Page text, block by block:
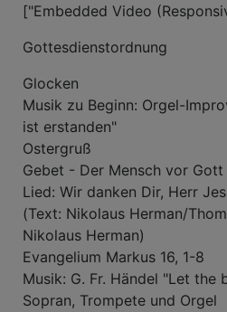
["Embedded Video
Gottesdienstordnung
Glocken
Musik zu Beginn: Orgel-
ist erstanden"
Ostergruß
Gebet - Der Mensch vor Gott
Lied: Wir danken Dir, Herr
(Text: Nikolaus Herman/
Nikolaus Herman)
Evangelium Markus 16, 1-8
Musik: G. Fr. Händel "Let the
Sopran, Trompete und Orgel